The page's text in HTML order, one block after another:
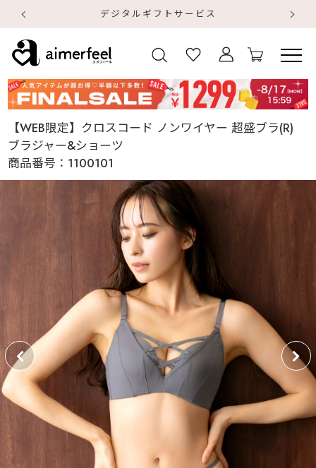
デジタルギフトサービス
【WEB限定】クロスコード ノンワイヤー 超盛ブラ(R)
ブラジャー&ショーツ
商品番号： 1100101